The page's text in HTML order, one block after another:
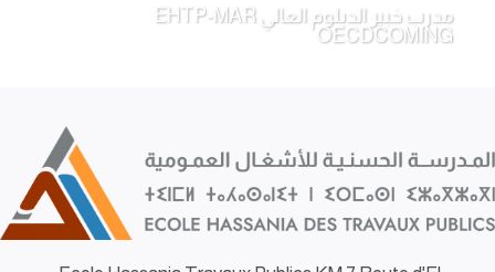
مدرب خبير الدبلوم العالي EHTP-MAR
OECDCOMING